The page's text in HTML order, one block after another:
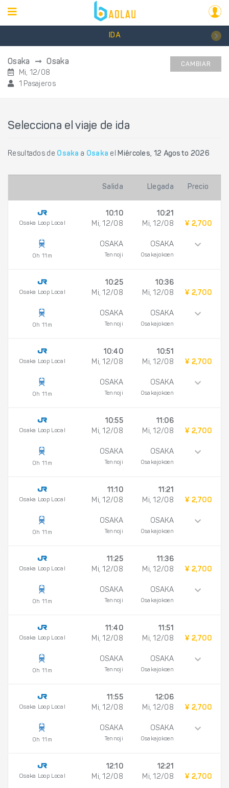
IDA
Osaka Osaka
Mi, 12/08
1 Pasajeros
CAMBIAR
Selecciona el viaje de ida
Resultados de Osaka a Osaka elMiércoles, 12 Agosto 2026
Salida Llegada Precio
Osaka Loop Local
0h 11m
10:10
Mi, 12/08
OSAKA
Tennoji
10:21
Mi, 12/08
OSAKA
Osakajokoen
¥ 2,700
Osaka Loop Local
0h 11m
10:25
Mi, 12/08
OSAKA
Tennoji
10:36
Mi, 12/08
OSAKA
Osakajokoen
¥ 2,700
Osaka Loop Local
0h 11m
10:40
Mi, 12/08
OSAKA
Tennoji
10:51
Mi, 12/08
OSAKA
Osakajokoen
¥ 2,700
Osaka Loop Local
0h 11m
10:55
Mi, 12/08
OSAKA
Tennoji
11:06
Mi, 12/08
OSAKA
Osakajokoen
¥ 2,700
Osaka Loop Local
0h 11m
11:10
Mi, 12/08
OSAKA
Tennoji
11:21
Mi, 12/08
OSAKA
Osakajokoen
¥ 2,700
Osaka Loop Local
0h 11m
11:25
Mi, 12/08
OSAKA
Tennoji
11:36
Mi, 12/08
OSAKA
Osakajokoen
¥ 2,700
Osaka Loop Local
0h 11m
11:40
Mi, 12/08
OSAKA
Tennoji
11:51
Mi, 12/08
OSAKA
Osakajokoen
¥ 2,700
Osaka Loop Local
0h 11m
11:55
Mi, 12/08
OSAKA
Tennoji
12:06
Mi, 12/08
OSAKA
Osakajokoen
¥ 2,700
Osaka Loop Local
12:10
Mi, 12/08
12:21
Mi, 12/08
¥ 2,700